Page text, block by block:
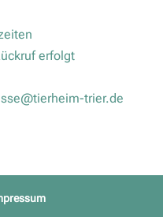
erfolgt
trier.de